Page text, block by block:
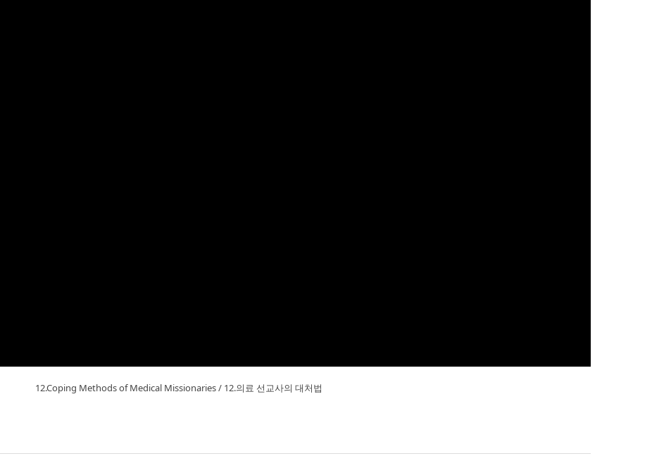
12.Coping Methods of Medical Missionaries / 12.의료 선교사의 대처법